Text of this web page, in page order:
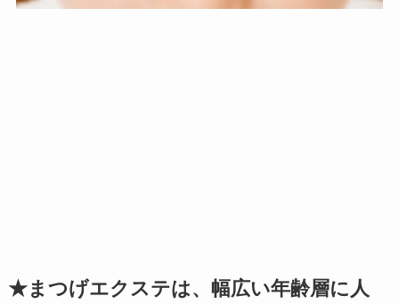
★まつげエクステは、幅広い年齢層に人